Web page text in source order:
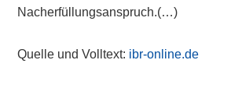
Nacherfüllungsanspruch.(…)
Quelle und Volltext: ibr-online.de